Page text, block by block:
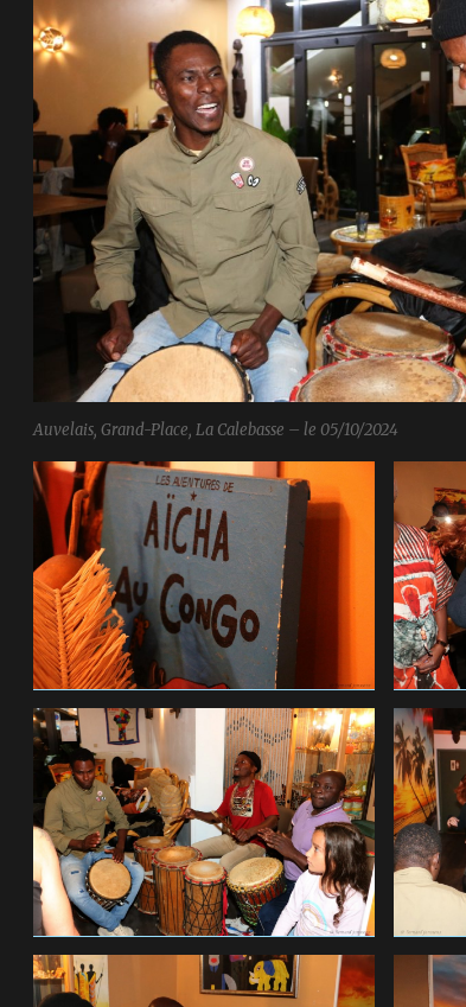
Auvelais, Grand-Place, La Calebasse – le 05/10/2024